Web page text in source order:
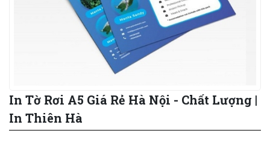
In Tờ Rơi A5 Giá Rẻ Hà Nội - Chất Lượng |
In Thiên Hà